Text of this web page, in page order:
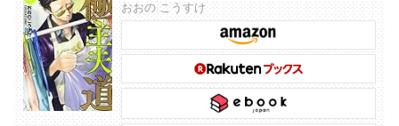
おおの こうすけ